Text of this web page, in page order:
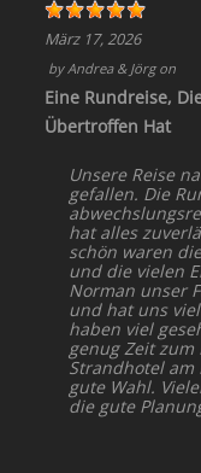
März 17, 2026
by Andrea & Jörgon
Eine Rundreise,
Übertroffen Hat
Unsere Reise
gefallen. Die
hat alles
schön waren
und die vielen
Norman unser
und hat uns
haben viel
genug Zeit zum
Strandhotel am
gute Wahl.
die gute